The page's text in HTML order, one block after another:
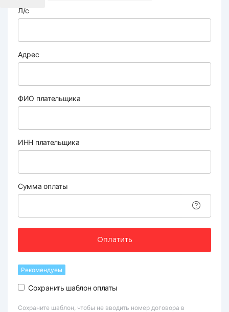
Л/с
Адрес
ФИО плательщика
ИНН плательщика
Сумма оплаты
Оплатить
Рекомендуем
Сохранить шаблон оплаты
Сохраните шаблон, чтобы не вводить номер договора в